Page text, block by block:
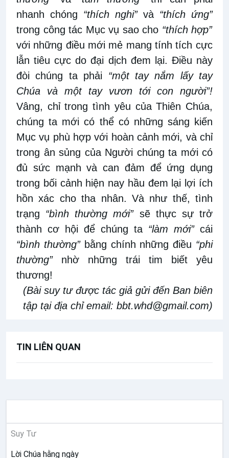
nhanh chóng “thích nghi”và “thích ứng”
trong công tác Mục vụ sao cho “thích hợp”
với những điều mới mẻ mang tính tích cực
lẫn tiêu cực do đại dịch đem lại. Điều này
đòi chúng ta phải “một tay nắm lấy tay
Chúa và một tay vươn tới con người”!
Vâng, chỉ trong tình yêu của Thiên Chúa,
chúng ta mới có thể có những sáng kiến
Mục vụ phù hợp với hoàn cảnh mới, và chỉ
trong ân sủng của Người chúng ta mới có
đủ sức mạnh và can đảm để ứng dụng
trong bối cảnh hiện nay hầu đem lại lợi ích
hồn xác cho tha nhân. Và như thế, tình
trạng “bình thường mới”sẽ thực sự trở
thành cơ hội để chúng ta “làm mới”cái
“bình thường”bằng chính những điều “phi
thường” nhờ những trái tim biết yêu
thương!
(Bài suy tư được tác giả gửi đến Ban biên
tập tại địa chỉ email: bbt.whd@gmail.com)
TIN LIÊN QUAN
Suy Tư
Lời Chúa hằng ngày